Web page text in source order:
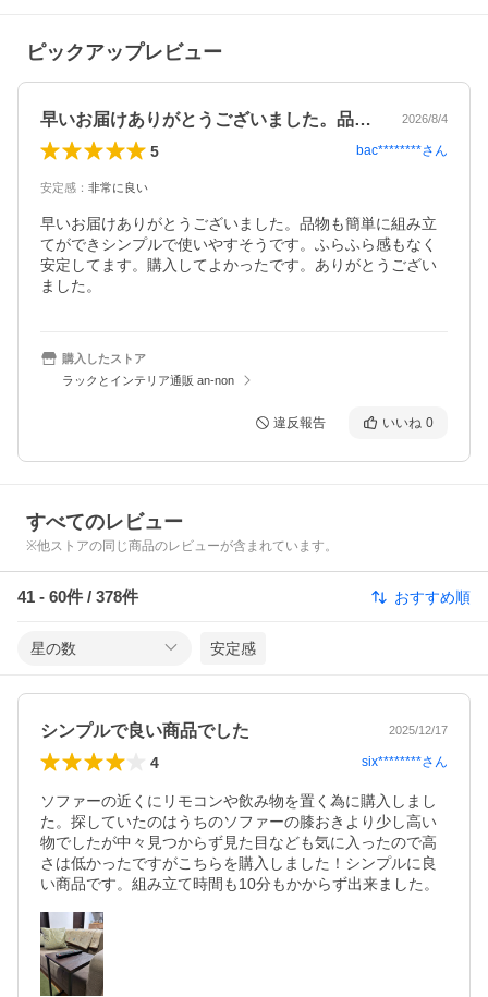
ピックアップレビュー
早いお届けありがとうございました。品物… 2026/8/4
5 bac********さん
安定感 ： 非常に良い
早いお届けありがとうございました。品物も簡単に組み立
てができシンプルで使いやすそうです。ふらふら感もなく
安定してます。購入してよかったです。ありがとうござい
購入したストア
ラックとインテリア通販 an-non
違反報告 いいね 0
すべてのレビュー
※他ストアの同じ商品のレビューが含まれています。
41 - 60件 / 378件 おすすめ順
星の数 安定感
シンプルで良い商品でした 2025/12/17
4 six********さん
ソファーの近くにリモコンや飲み物を置く為に購入しまし
た。探していたのはうちのソファーの膝おきより少し高い
物でしたが中々見つからず見た目なども気に入ったので高
さは低かったですがこちらを購入しました！シンプルに良
い商品です。組み立て時間も10分もかからず出来ました。